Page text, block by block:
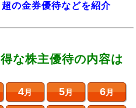
の金券優待などを紹介
な株主優待の内容は
4月 5月 6月